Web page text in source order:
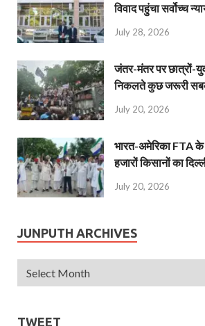
विवाद पहुंचा सर्वोच्च
July 28, 2026
जंतर-मंतर पर
निकलते कुछ जरूरी
July 20, 2026
भारत-अमेरिका FTA
हजारों किसानों का
July 20, 2026
JUNPUTH ARCHIVES
TWEET